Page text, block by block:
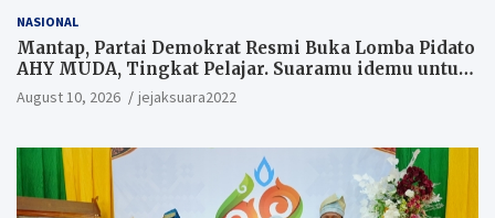
NASIONAL
Mantap, Partai Demokrat Resmi Buka Lomba Pidato
AHY MUDA, Tingkat Pelajar. Suaramu idemu untuk
Indonesia maju
August 10, 2026 jejaksuara2022